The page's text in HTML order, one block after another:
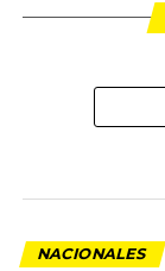
NACIONALES